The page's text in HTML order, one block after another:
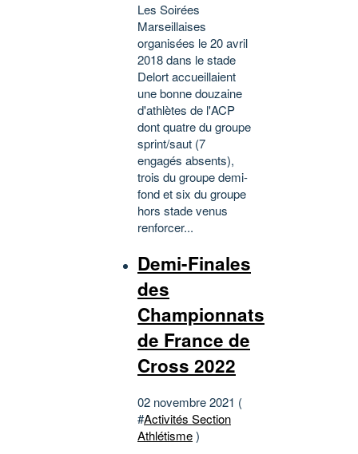
Les Soirées
Marseillaises
organisées le 20 avril
2018 dans le stade
Delort accueillaient
une bonne douzaine
d'athlètes de l'ACP
dont quatre du groupe
sprint/saut (7
engagés absents),
trois du groupe demi-
fond et six du groupe
hors stade venus
renforcer...
Demi-Finales
des
Championnats
de France de
Cross 2022
02 novembre 2021 (
#Activités Section
Athlétisme)